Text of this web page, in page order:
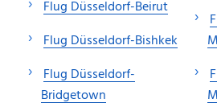
Flug Düsseldorf-Beirut
Flug Düsseldorf-Bishkek
Flug Düsseldorf-
Bridgetown